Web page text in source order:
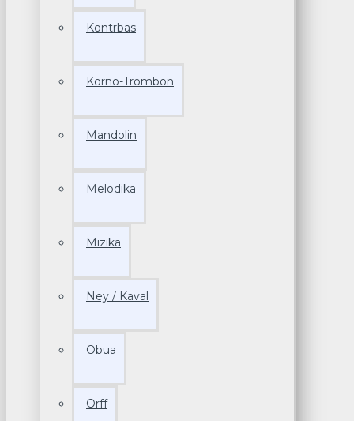
Kontrbas
Korno-Trombon
Mandolin
Melodika
Mızıka
Ney / Kaval
Obua
Orff